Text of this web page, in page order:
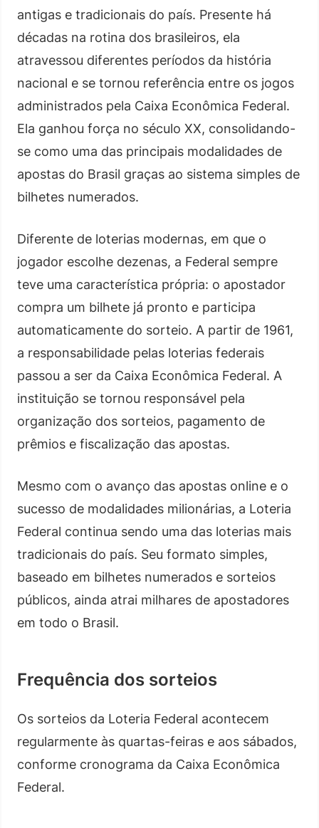
antigas e tradicionais do país. Presente há
décadas na rotina dos brasileiros, ela
atravessou diferentes períodos da história
nacional e se tornou referência entre os jogos
administrados pela Caixa Econômica Federal.
Ela ganhou força no século XX, consolidando-
se como uma das principais modalidades de
apostas do Brasil graças ao sistema simples de
bilhetes numerados.
Diferente de loterias modernas, em que o
jogador escolhe dezenas, a Federal sempre
teve uma característica própria: o apostador
compra um bilhete já pronto e participa
automaticamente do sorteio. A partir de 1961,
a responsabilidade pelas loterias federais
passou a ser da Caixa Econômica Federal. A
instituição se tornou responsável pela
organização dos sorteios, pagamento de
prêmios e fiscalização das apostas.
Mesmo com o avanço das apostas online e o
sucesso de modalidades milionárias, a Loteria
Federal continua sendo uma das loterias mais
tradicionais do país. Seu formato simples,
baseado em bilhetes numerados e sorteios
públicos, ainda atrai milhares de apostadores
em todo o Brasil.
Frequência dos sorteios
Os sorteios da Loteria Federal acontecem
regularmente às quartas-feiras e aos sábados,
conforme cronograma da Caixa Econômica
Federal.